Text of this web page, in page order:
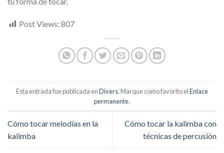
Post Views: 807
Esta entrada fue publicada enDivers. Marque como favorito elEnlace
permanente.
Cómo tocar melodías en la
kalimba
Cómo tocar la kalimba con
técnicas de percusión